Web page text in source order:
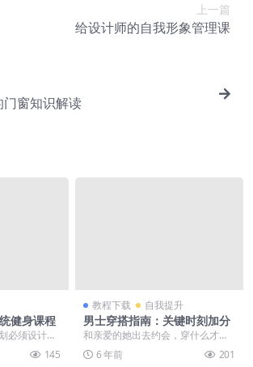
上一篇
给设计师的自我形象管理课
窗知识解读
健身课程
必须设计的
始力量或
145
教程下载 自我提升
男士穿搭指南：关键时刻加分
和亲爱的她出去约会，穿什么才能
不再被吐槽是「直男审美」？一个
男人的衣品体现着他的...
6 年前 201